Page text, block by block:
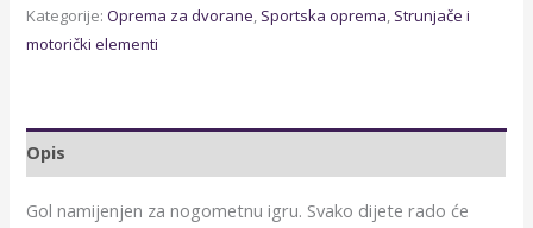
Kategorije:Oprema za dvorane, Sportska oprema, Strunjače i
motorički elementi
Opis
Gol namijenjen za nogometnu igru. Svako dijete rado će